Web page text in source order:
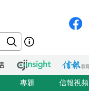
專題 信報視頻